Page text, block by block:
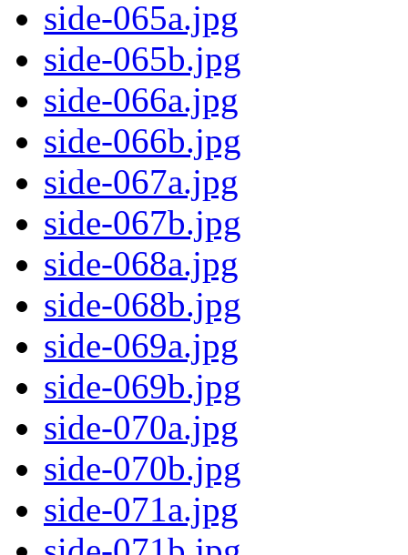
side-065a.jpg
side-065b.jpg
side-066a.jpg
side-066b.jpg
side-067a.jpg
side-067b.jpg
side-068a.jpg
side-068b.jpg
side-069a.jpg
side-069b.jpg
side-070a.jpg
side-070b.jpg
side-071a.jpg